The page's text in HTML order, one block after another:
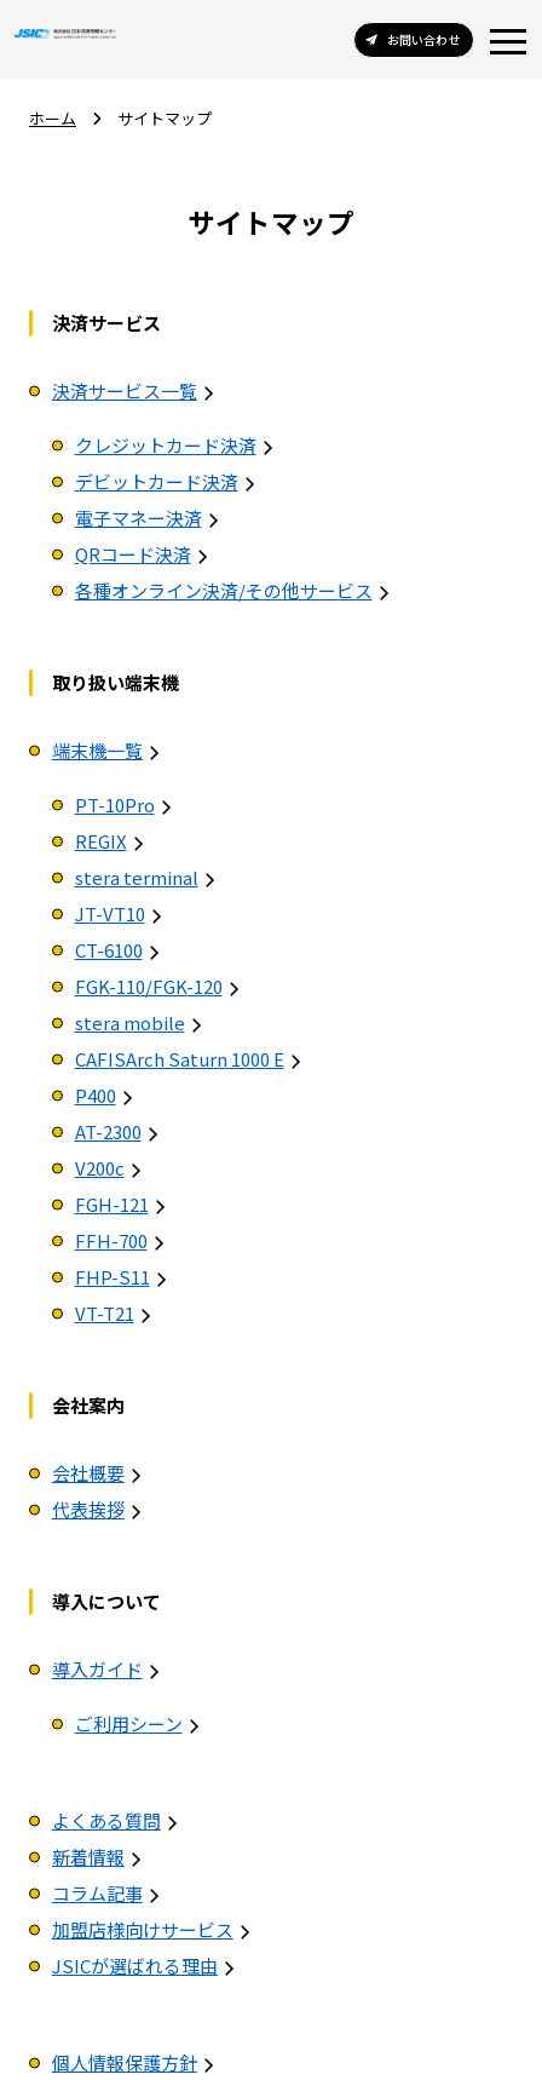
お問い合わせ
ホーム サイトマップ
サイトマップ
決済サービス
決済サービス一覧
クレジットカード決済
デビットカード決済
電子マネー決済
QRコード決済
各種オンライン決済/その他サービス
取り扱い端末機
端末機一覧
PT-10Pro
REGIX
stera terminal
JT-VT10
CT-6100
FGK-110/FGK-120
stera mobile
CAFISArch Saturn 1000 E
P400
AT-2300
V200c
FGH-121
FFH-700
FHP-S11
VT-T21
会社案内
会社概要
代表挨拶
導入について
導入ガイド
ご利用シーン
よくある質問
新着情報
コラム記事
加盟店様向けサービス
JSICが選ばれる理由
個人情報保護方針